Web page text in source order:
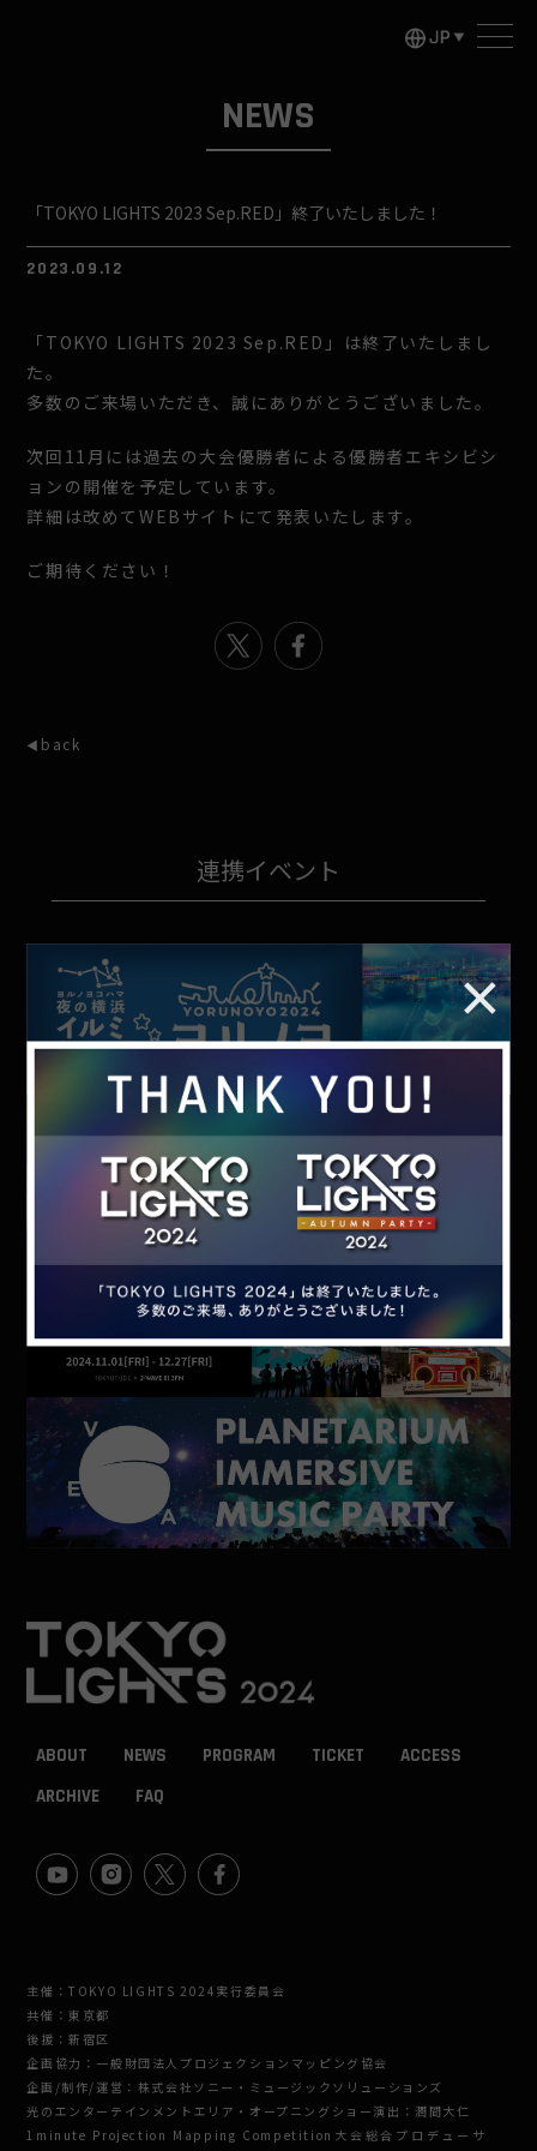
NEWS
「TOKYO LIGHTS 2023 Sep.RED」終了いたしました！
2023.09.12
「TOKYO LIGHTS 2023 Sep.RED」は終了いたしまし
た。
多数のご来場いただき、誠にありがとうございました。
次回11月には過去の大会優勝者による優勝者エキシビシ
ョンの開催を予定しています。
詳細は改めてWEBサイトにて発表いたします。
ご期待ください！
back
連携イベント
ABOUT NEWS PROGRAM TICKET
ACCESS
ARCHIVE
FAQ
主催：TOKYO LIGHTS 2024実行委員会
共催：東京都
後援：新宿区
企画協力：一般財団法人プロジェクションマッピング協会
企画/制作/運営：株式会社ソニー・ミュージックソリューションズ
光のエンターテインメントエリア・オープニングショー演出：潤間大仁
1minute Projection Mapping Competition大会総合プロデューサ